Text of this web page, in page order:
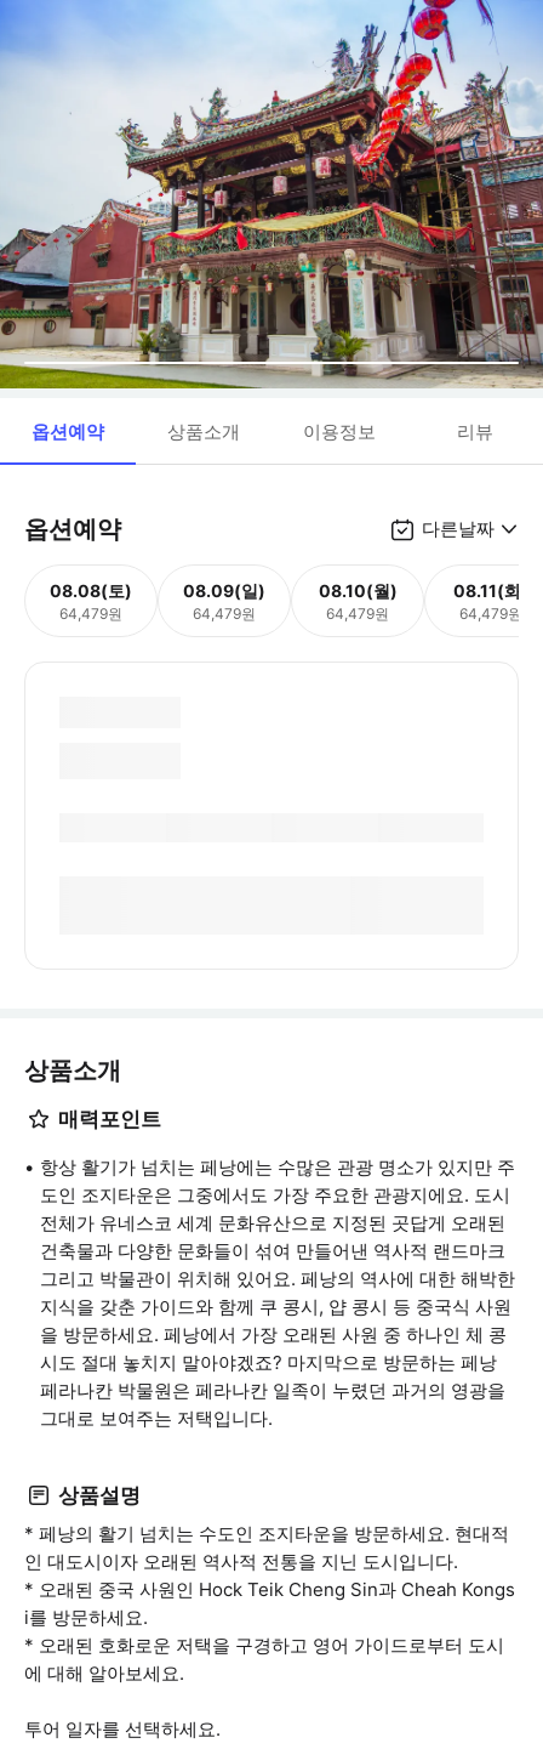
옵션예약 상품소개 이용정보 리뷰
옵션예약 다른날짜
08.08(토)
64,479원
08.09(일)
64,479원
08.10(월)
64,479원
08.11(화)
64,479원
상품소개
매력포인트
항상 활기가 넘치는 페낭에는 수많은 관광 명소가 있지만 주
도인 조지타운은 그중에서도 가장 주요한 관광지에요. 도시
전체가 유네스코 세계 문화유산으로 지정된 곳답게 오래된
건축물과 다양한 문화들이 섞여 만들어낸 역사적 랜드마크
그리고 박물관이 위치해 있어요. 페낭의 역사에 대한 해박한
지식을 갖춘 가이드와 함께 쿠 콩시, 얍 콩시 등 중국식 사원
을 방문하세요. 페낭에서 가장 오래된 사원 중 하나인 체 콩
시도 절대 놓치지 말아야겠죠? 마지막으로 방문하는 페낭
페라나칸 박물원은 페라나칸 일족이 누렸던 과거의 영광을
그대로 보여주는 저택입니다.
상품설명
* 페낭의 활기 넘치는 수도인 조지타운을 방문하세요. 현대적
인 대도시이자 오래된 역사적 전통을 지닌 도시입니다.
* 오래된 중국 사원인 Hock Teik Cheng Sin과 Cheah Kongs
i를 방문하세요.
* 오래된 호화로운 저택을 구경하고 영어 가이드로부터 도시
에 대해 알아보세요.
투어 일자를 선택하세요.